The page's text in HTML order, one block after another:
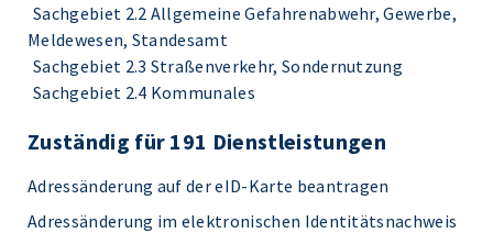
Sachgebiet 2.2 Allgemeine Gefahrenabwehr, Gewerbe,
Meldewesen, Standesamt
Sachgebiet 2.3 Straßenverkehr, Sondernutzung
Sachgebiet 2.4 Kommunales
Zuständig für 191 Dienstleistungen
Adressänderung auf der eID-Karte beantragen
Adressänderung im elektronischen Identitätsnachweis